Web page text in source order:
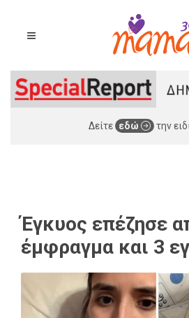
Δείτε εδώ την
Έγκυος επέζησε
έμφραγμα και 3